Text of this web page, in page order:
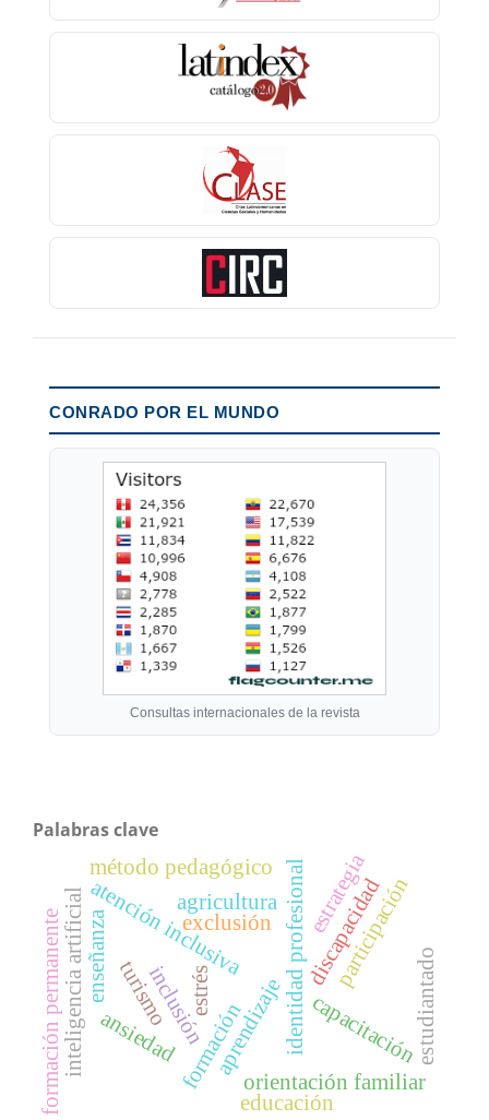
CONRADO POR EL MUNDO
Consultas internacionales de la revista
Palabras clave
formación
atención inclusiva identidad profesional
enseñanza
aprendizaje
inclusión
exclusión discapacidad
capacitación
inteligencia artificial estrés
ansiedad
formación permanente
método pedagógico
orientación familiar
agricultura
turismo
educación
participación
estrategia
estudiantado